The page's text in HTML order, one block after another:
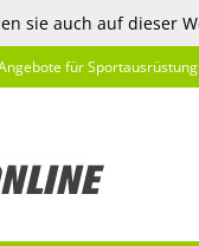
sie auch auf dieser
für